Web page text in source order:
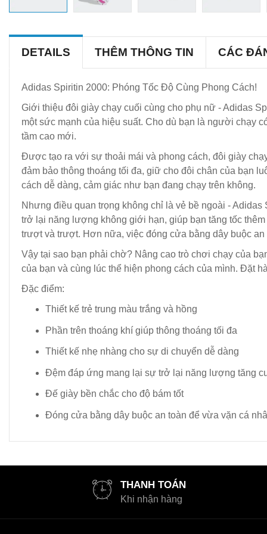
DETAILS THÊM THÔNG TIN CÁC
Adidas Spiritin 2000: Phóng Tốc Độ Cùng Phong Cách!
Giới thiệu đôi giày chạy cuối cùng cho phụ nữ - Adidas
một sức mạnh của hiệu suất. Cho dù bạn là người chạy
tầm cao mới.
Được tạo ra với sự thoải mái và phong cách, đôi giày
đảm bảo thông thoáng tối đa, giữ cho đôi chân của bạn
cách dễ dàng, cảm giác như bạn đang chạy trên không.
Nhưng điều quan trọng không chỉ là vẻ bề ngoài -
trở lại năng lượng không giới hạn, giúp bạn tăng tốc
trượt và trượt. Hơn nữa, việc đóng cửa bằng dây buộc
Vậy tại sao bạn phải chờ? Nâng cao trò chơi chạy của
của bạn và cùng lúc thể hiện phong cách của mình. Đặt
Đặc điểm:
Thiết kế trẻ trung màu trắng và hồng
Phần trên thoáng khí giúp thông thoáng tối đa
Thiết kế nhẹ nhàng cho sự di chuyển dễ dàng
Đệm đáp ứng mang lại sự trở lại năng lượng tăng
Đế giày bền chắc cho độ bám tốt
Đóng cửa bằng dây buộc an toàn để vừa vặn cá
THANH TOÁN
Khi nhận hàng